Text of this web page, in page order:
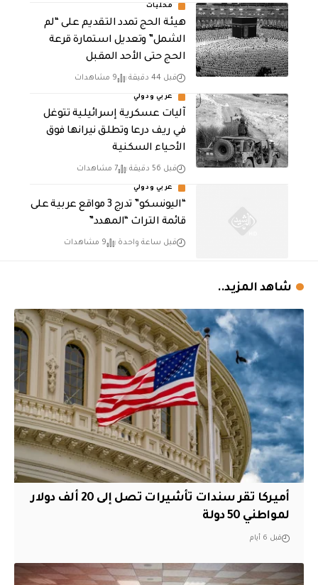
محليات
هيئة الحج تمدد التقديم على “لم
الشمل” وتعديل استمارة قرعة
الحج حتى الأحد المقبل
قبل 44 دقيقة 9 مشاهدات
عربي ودولي
آليات عسكرية إسرائيلية تتوغل
في ريف درعا وتطلق نيرانها فوق
الأحياء السكنية
قبل 56 دقيقة 7 مشاهدات
عربي ودولي
“اليونسكو” تدرج 3 مواقع عربية على
قائمة التراث “المهدد”
قبل ساعة واحدة 9 مشاهدات
شاهد المزيد..
أميركا تقر سندات تأشيرات تصل إلى 20 ألف دولار
لمواطني 50 دولة
قبل 6 أيام